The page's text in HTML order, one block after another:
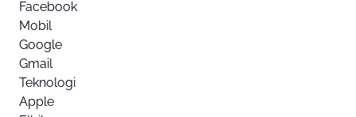
Facebook
Mobil
Google
Gmail
Teknologi
Apple